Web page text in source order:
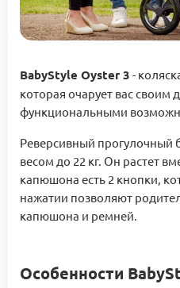
BabyStyle Oyster 3 -
которая очарует вас своим
функциональными
Реверсивный прогулочный
весом до 22 кг. Он растет
капюшона есть 2 кнопки,
нажатии позволяют
капюшона и ремней.
Особенности